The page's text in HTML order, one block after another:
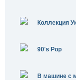
Коллекция
90's Pop
В машине с